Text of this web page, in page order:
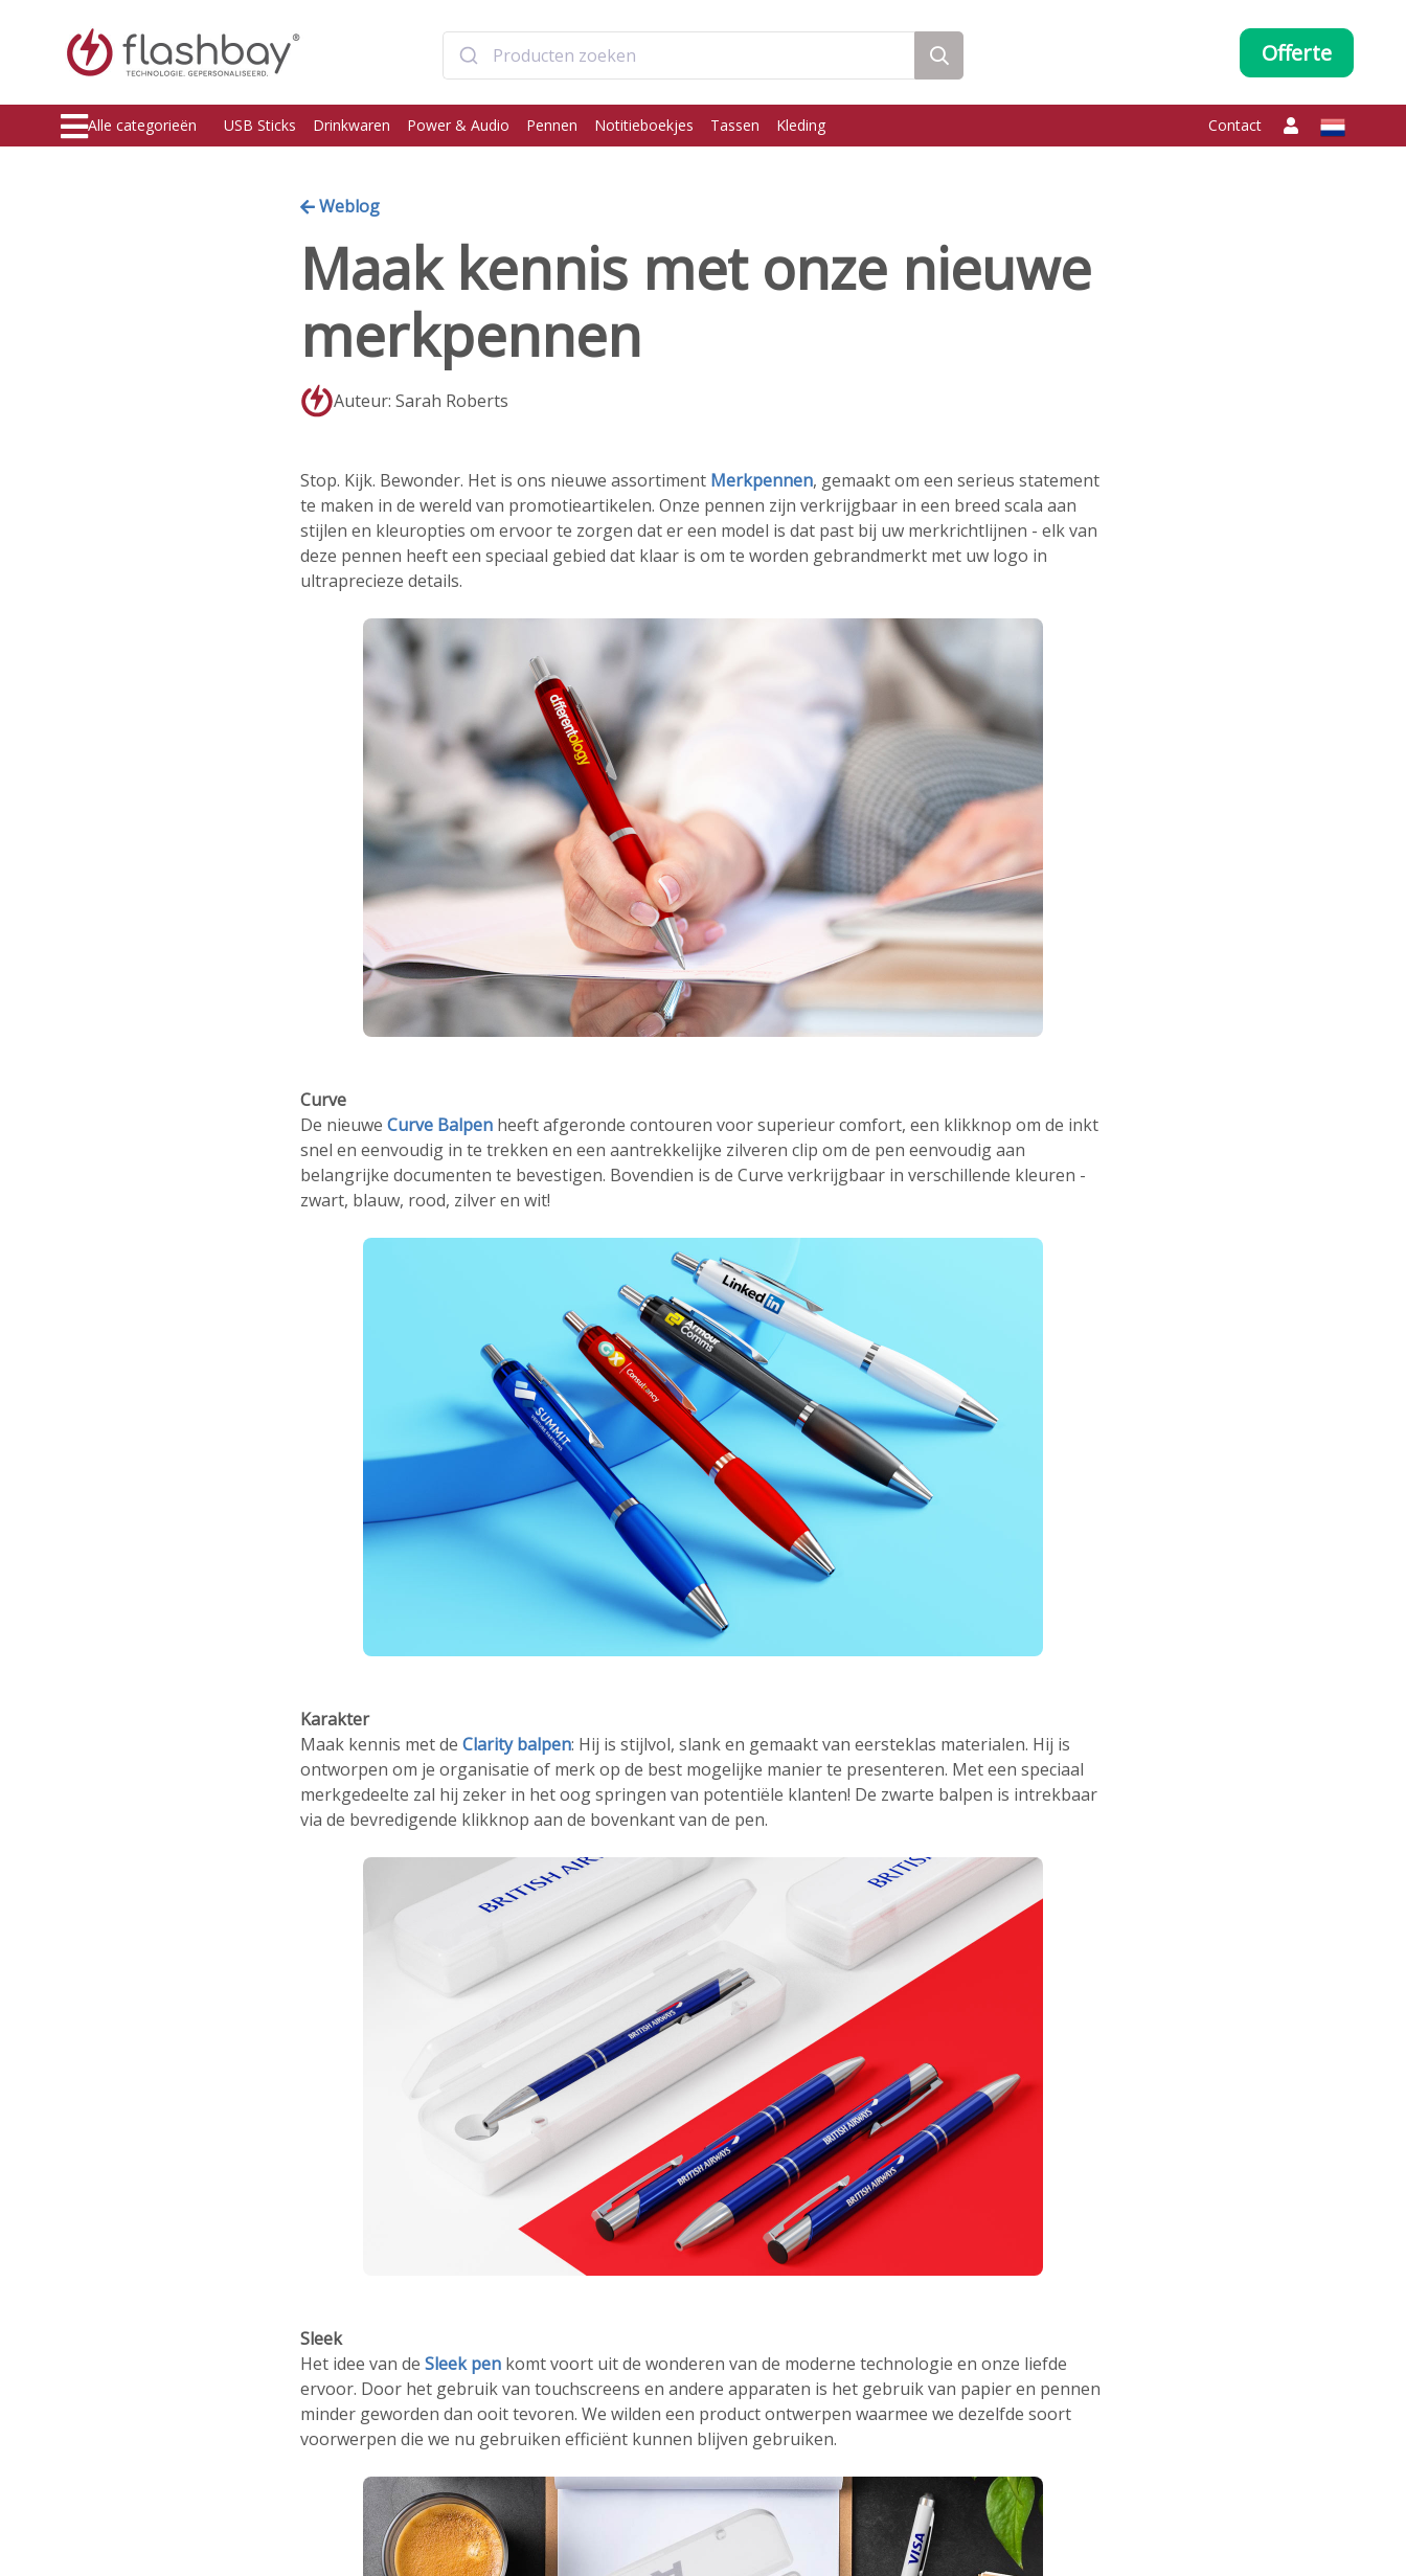
Offerte
Alle categorieën USB Sticks Drinkwaren Power & Audio Pennen Notitieboekjes Tassen Kleding Contact
Weblog
Maak kennis met onze nieuwe
merkpennen
Auteur: Sarah Roberts
Stop. Kijk. Bewonder. Het is ons nieuwe assortiment Merkpennen, gemaakt om een serieus statement
te maken in de wereld van promotieartikelen. Onze pennen zijn verkrijgbaar in een breed scala aan
stijlen en kleuropties om ervoor te zorgen dat er een model is dat past bij uw merkrichtlijnen - elk van
deze pennen heeft een speciaal gebied dat klaar is om te worden gebrandmerkt met uw logo in
ultraprecieze details.
Curve
De nieuwe Curve Balpen heeft afgeronde contouren voor superieur comfort, een klikknop om de inkt
snel en eenvoudig in te trekken en een aantrekkelijke zilveren clip om de pen eenvoudig aan
belangrijke documenten te bevestigen. Bovendien is de Curve verkrijgbaar in verschillende kleuren -
zwart, blauw, rood, zilver en wit!
Karakter
Maak kennis met de Clarity balpen: Hij is stijlvol, slank en gemaakt van eersteklas materialen. Hij is
ontworpen om je organisatie of merk op de best mogelijke manier te presenteren. Met een speciaal
merkgedeelte zal hij zeker in het oog springen van potentiële klanten! De zwarte balpen is intrekbaar
via de bevredigende klikknop aan de bovenkant van de pen.
Sleek
Het idee van de Sleek pen komt voort uit de wonderen van de moderne technologie en onze liefde
ervoor. Door het gebruik van touchscreens en andere apparaten is het gebruik van papier en pennen
minder geworden dan ooit tevoren. We wilden een product ontwerpen waarmee we dezelfde soort
voorwerpen die we nu gebruiken efficiënt kunnen blijven gebruiken.